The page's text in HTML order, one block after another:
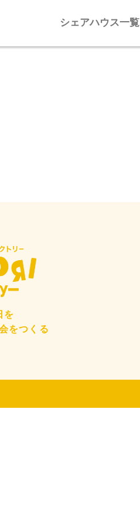
シェアハウス一覧
を
をつくる